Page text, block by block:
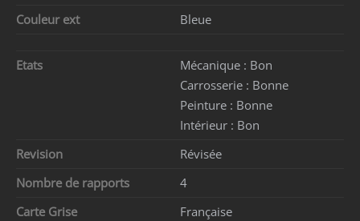
Couleur ext
Bleue
Etats Mécanique : Bon
Carrosserie : Bonne
Peinture : Bonne
Intérieur : Bon
Revision
Révisée
Nombre de rapports
4
Carte Grise
Française